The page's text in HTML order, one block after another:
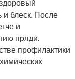
и блеск. После
и
пряди.
профилактики